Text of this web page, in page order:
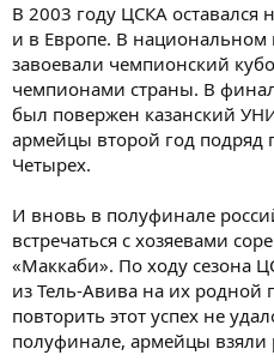
В 2003 году ЦСКА оставался
и в Европе. В
завоевали чемпионский
чемпионами страны. В
был повержен казанский
армейцы второй год подряд
Четырех.
И вновь в полуфинале
встречаться с хозяевами
«Маккаби». По ходу сезона
из Тель-Авива на их родной
повторить этот успех не
полуфинале, армейцы взяли